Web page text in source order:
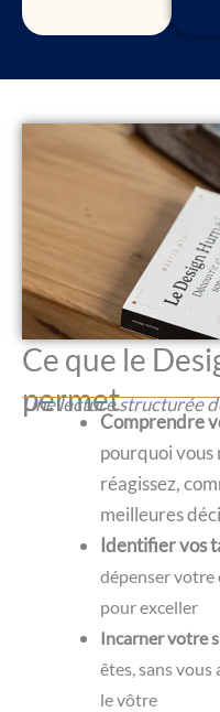
Ce que le
permet
Une lecture structurée
Comprendre
pourquoi vous
réagissez,
meilleures
Identifier vos
dépenser votre
pour exceller
Incarner votre
êtes, sans vous
le vôtre